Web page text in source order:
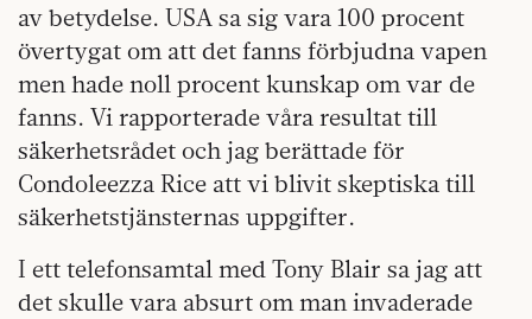
av betydelse. USA sa sig vara 100 procent
övertygat om att det fanns förbjudna vapen
men hade noll procent kunskap om var de
fanns. Vi rapporterade våra resultat till
säkerhetsrådet och jag berättade för
Condoleezza Rice att vi blivit skeptiska till
säkerhetstjänsternas uppgifter.
I ett telefonsamtal med Tony Blair sa jag att
det skulle vara absurt om man invaderade